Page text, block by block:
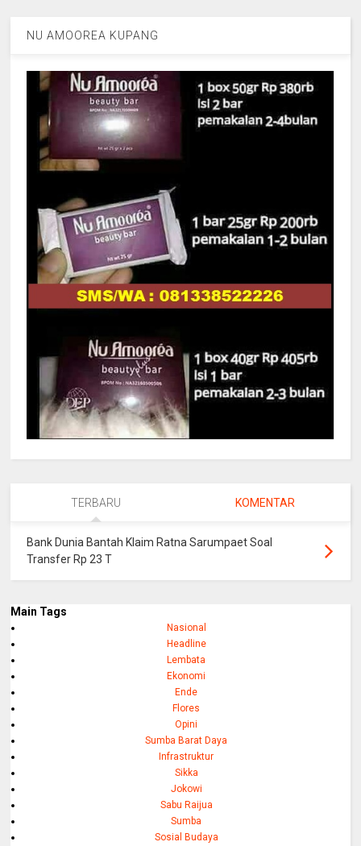
NU AMOOREA KUPANG
TERBARU KOMENTAR
Bank Dunia Bantah Klaim Ratna Sarumpaet Soal
Transfer Rp 23 T
Main Tags
Nasional
Headline
Lembata
Ekonomi
Ende
Flores
Opini
Sumba Barat Daya
Infrastruktur
Sikka
Jokowi
Sabu Raijua
Sumba
Sosial Budaya